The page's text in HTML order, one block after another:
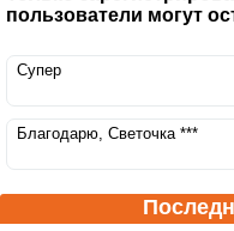
пользователи могут
Супер
Благодарю, Светочка ***